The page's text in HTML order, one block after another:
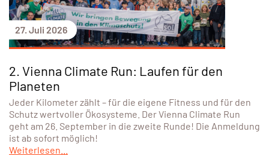
27. Juli 2026
2. Vienna Climate Run: Laufen für den
Planeten
Jeder Kilometer zählt – für die eigene Fitness und für den
Schutz wertvoller Ökosysteme. Der Vienna Climate Run
geht am 26. September in die zweite Runde! Die Anmeldung
ist ab sofort möglich!
Weiterlesen...